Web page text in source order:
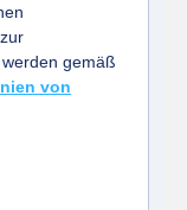
gemäß
von